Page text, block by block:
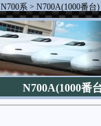
N700系 > N700A(1000番台
N700A(1000番